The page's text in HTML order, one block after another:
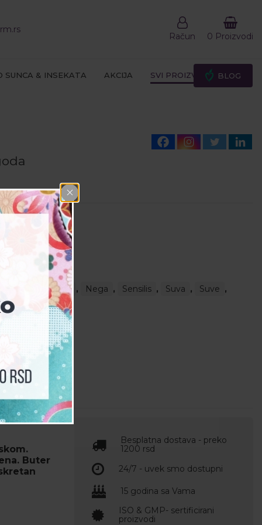
Račun 0 Proizvodi
SUNCA & INSEKATA AKCIJA SVI PROIZVODI BLOG
mast , Nega , Sensilis , Suva , Suve ,
Buter
Besplatna dostava - preko
1200 rsd
24/7 - uvek smo dostupni
15 godina sa Vama
ISO & GMP- sertificirani
proizvodi